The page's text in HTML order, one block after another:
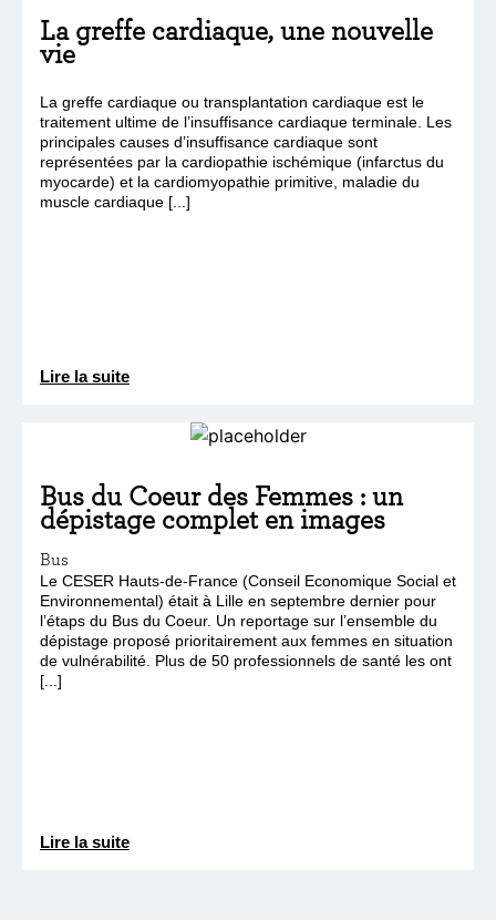
La greffe cardiaque, une nouvelle
vie
La greffe cardiaque ou transplantation cardiaque est le
traitement ultime de l’insuffisance cardiaque terminale. Les
principales causes d’insuffisance cardiaque sont
représentées par la cardiopathie ischémique (infarctus du
myocarde) et la cardiomyopathie primitive, maladie du
muscle cardiaque [...]
Lire la suite
Bus du Coeur des Femmes : un
dépistage complet en images
Bus
Le CESER Hauts-de-France (Conseil Economique Social et
Environnemental) était à Lille en septembre dernier pour
l’étaps du Bus du Coeur. Un reportage sur l’ensemble du
dépistage proposé prioritairement aux femmes en situation
de vulnérabilité. Plus de 50 professionnels de santé les ont
[...]
Lire la suite